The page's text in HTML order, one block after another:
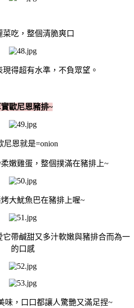
菜吃，整個清脆爽口
得超有水準，不負眾望。
歐尼恩豬排~
尼恩就是=onion
嫩雞蛋，整個撲滿在豬排上~
大魷魚巴在豬排上喔~
帶鹹甜又多汁軟嫩與豬排合而為一
的口感
味，口口都讓人驚艷又滿足捏~